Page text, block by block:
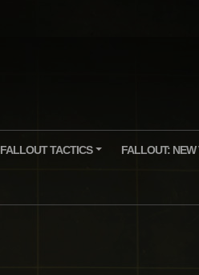
FALLOUT TACTICS FALLOUT: NEW